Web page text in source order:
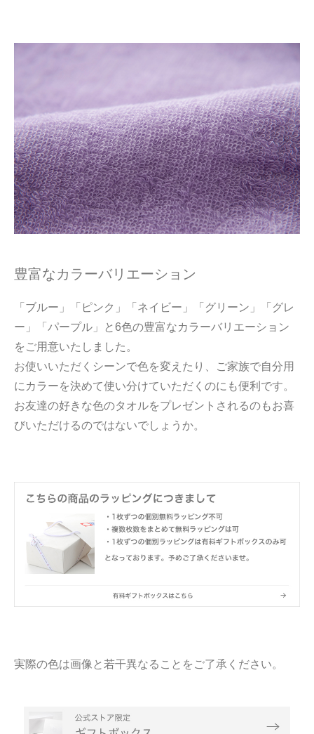
豊富なカラーバリエーション
「ブルー」「ピンク」「ネイビー」「グリーン」「グレ
ー」「パープル」と6色の豊富なカラーバリエーション
をご用意いたしました。
お使いいただくシーンで色を変えたり、ご家族で自分用
にカラーを決めて使い分けていただくのにも便利です。
お友達の好きな色のタオルをプレゼントされるのもお喜
びいただけるのではないでしょうか。
実際の色は画像と若干異なることをご了承ください。